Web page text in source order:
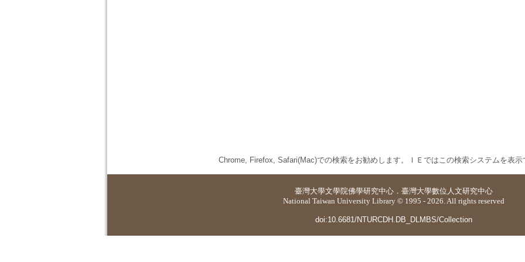
Chrome, Firefox, Safari(Mac)での検索をお勧めします。ＩＥではこの検索システムを表示
臺灣大學文學院佛學研究中心 ． 臺灣大學數位人文研究中心
National Taiwan University Library © 1995 - 2026. All rights reserved
doi:10.6681/NTURCDH.DB_DLMBS/Collection